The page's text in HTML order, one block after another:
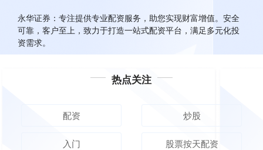
永华证券：专注提供专业配资服务，助您实现财富增值。安全
可靠，客户至上，致力于打造一站式配资平台，满足多元化投
资需求。
热点关注
配资 炒股
入门 股票按天配资